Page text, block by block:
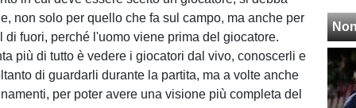
non solo per quello che fa sul campo, ma anche per
di fuori, perché l'uomo viene prima del giocatore.
più di tutto è vedere i giocatori dal vivo, conoscerli e
di guardarli durante la partita, ma a volte anche
per poter avere una visione più completa del